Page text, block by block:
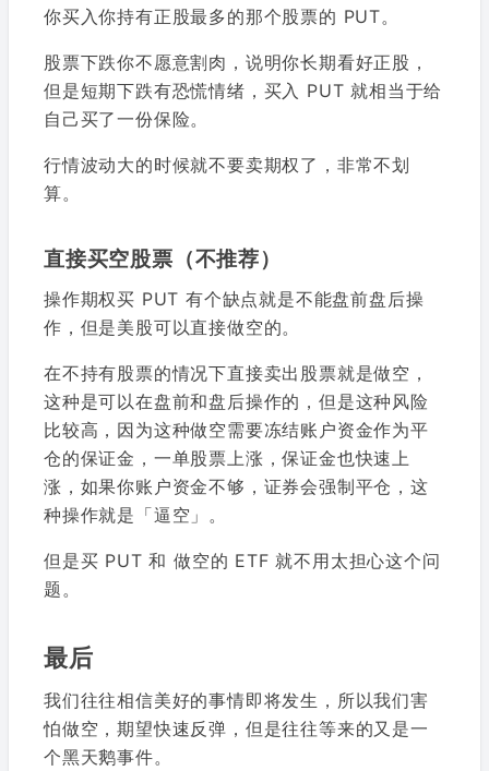
你买入你持有正股最多的那个股票的 PUT。
股票下跌你不愿意割肉，说明你长期看好正股，
但是短期下跌有恐慌情绪，买入 PUT 就相当于给
自己买了一份保险。
行情波动大的时候就不要卖期权了，非常不划
算。
直接买空股票（不推荐）
操作期权买 PUT 有个缺点就是不能盘前盘后操
作，但是美股可以直接做空的。
在不持有股票的情况下直接卖出股票就是做空，
这种是可以在盘前和盘后操作的，但是这种风险
比较高，因为这种做空需要冻结账户资金作为平
仓的保证金，一单股票上涨，保证金也快速上
涨，如果你账户资金不够，证券会强制平仓，这
种操作就是「逼空」。
但是买 PUT 和 做空的 ETF 就不用太担心这个问
题。
最后
我们往往相信美好的事情即将发生，所以我们害
怕做空，期望快速反弹，但是往往等来的又是一
个黑天鹅事件。